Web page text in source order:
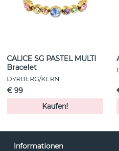
CALICE SG PASTEL MULTI
Bracelet
DYRBERG/KERN
€ 99
Kaufen!
Informationen